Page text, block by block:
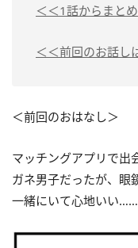
＜＜1話からまと
＜＜前回のお話し
＜前回のおはなし＞
マッチングアプリで出
ガネ男子だったが、眼
一緒にいて心地いい……